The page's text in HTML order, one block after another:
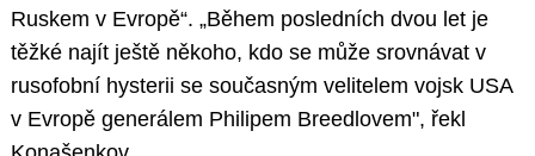
Ruskem v Evropě“. „Během posledních dvou let je
těžké najít ještě někoho, kdo se může srovnávat v
rusofobní hysterii se současným velitelem vojsk USA
v Evropě generálem Philipem Breedlovem", řekl